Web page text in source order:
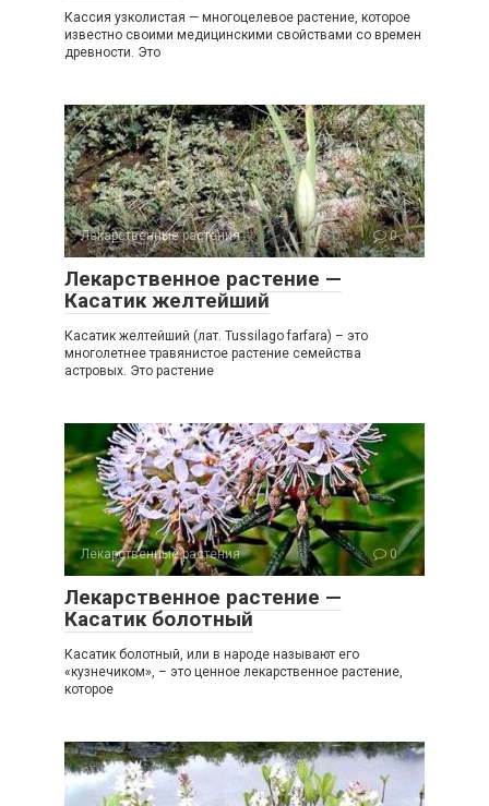
Кассия узколистая — многоцелевое растение, которое
известно своими медицинскими свойствами со времен
древности. Это
Лекарственные растения 0
Лекарственное растение —
Касатик желтейший
Касатик желтейший (лат. Tussilago farfara) – это
многолетнее травянистое растение семейства
астровых. Это растение
Лекарственные растения 0
Лекарственное растение —
Касатик болотный
Касатик болотный, или в народе называют его
«кузнечиком», – это ценное лекарственное растение,
которое